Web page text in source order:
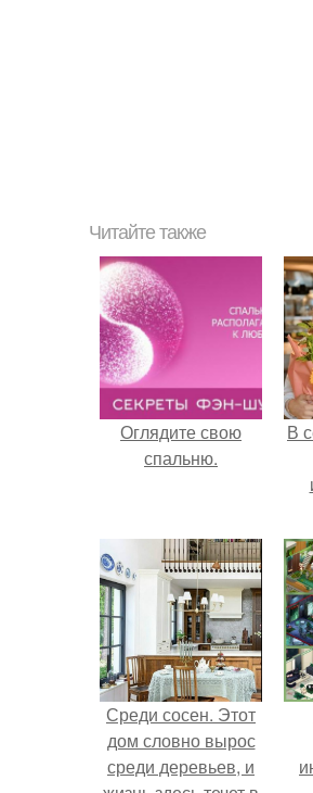
Читайте также
Оглядите свою
спальню.
В
Среди сосен. Этот
дом словно вырос
среди деревьев, и